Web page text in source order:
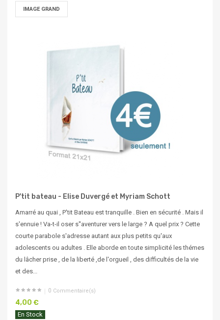
IMAGE GRAND
P'tit bateau - Elise Duvergé et Myriam Schott
Amarré au quai , P'tit Bateau est tranquille . Bien en sécurité . Mais il
s'ennuie ! Va-t-il oser s''aventurer vers le large ? A quel prix ? Cette
courte parabole s'adresse autant aux plus petits qu'aux
adolescents ou adultes . Elle aborde en toute simplicité les thémes
du lâcher prise , de la liberté ,de l'orgueil , des difficultés de la vie
et des...
0 Commentaire(s)
4,00 €
En Stock